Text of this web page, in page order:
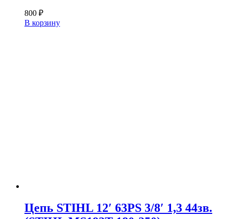
800 ₽
В корзину
Цепь STIHL 12′ 63PS 3/8′ 1,3 44зв.